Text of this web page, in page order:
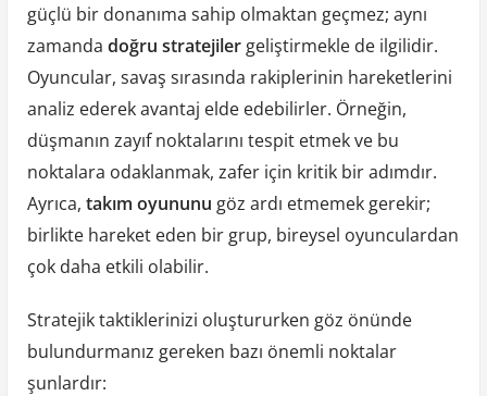
güçlü bir donanıma sahip olmaktan geçmez; aynı
zamanda doğru stratejilergeliştirmekle de ilgilidir.
Oyuncular, savaş sırasında rakiplerinin hareketlerini
analiz ederek avantaj elde edebilirler. Örneğin,
düşmanın zayıf noktalarını tespit etmek ve bu
noktalara odaklanmak, zafer için kritik bir adımdır.
Ayrıca, takım oyununu göz ardı etmemek gerekir;
birlikte hareket eden bir grup, bireysel oyunculardan
çok daha etkili olabilir.
Stratejik taktiklerinizi oluştururken göz önünde
bulundurmanız gereken bazı önemli noktalar
şunlardır: